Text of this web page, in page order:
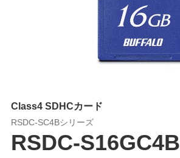
Class4 SDHCカード
RSDC-SC4Bシリーズ
RSDC-S16GC4B